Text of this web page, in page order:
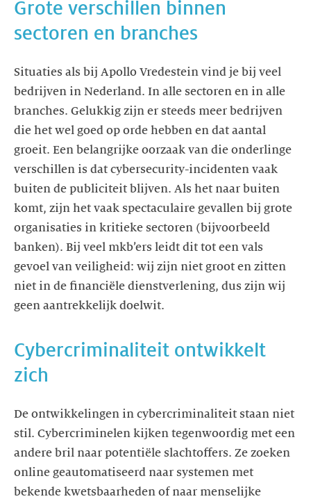
Grote verschillen binnen
Situaties als bij Apollo Vredestein vind je bij veel
bedrijven in Nederland. In alle sectoren en in alle
branches. Gelukkig zijn er steeds meer bedrijven
die het wel goed op orde hebben en dat aantal
groeit. Een belangrijke oorzaak van die onderlinge
verschillen is dat cybersecurity-incidenten vaak
buiten de publiciteit blijven. Als het naar buiten
komt, zijn het vaak spectaculaire gevallen bij grote
organisaties in kritieke sectoren (bijvoorbeeld
banken). Bij veel mkb’ers leidt dit tot een vals
gevoel van veiligheid: wij zijn niet groot en zitten
niet in de financiële dienstverlening, dus zijn wij
Cybercriminaliteit ontwikkelt
zich
De ontwikkelingen in cybercriminaliteit staan niet
stil. Cybercriminelen kijken tegenwoordig met een
andere bril naar potentiële slachtoffers. Ze zoeken
online geautomatiseerd naar systemen met
bekende kwetsbaarheden of naar menselijke